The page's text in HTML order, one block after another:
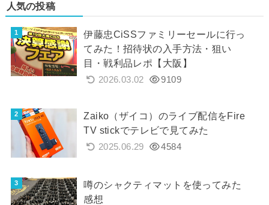
人気の投稿
伊藤忠CiSSファミリーセールに行っ
てみた！招待状の入手方法・狙い
目・戦利品レポ【大阪】
2026.03.02 9109
Zaiko（ザイコ）のライブ配信をFire
TV stickでテレビで見てみた
2025.06.29 4584
噂のシャクティマットを使ってみた
感想